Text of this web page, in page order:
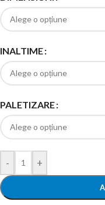
INALTIME
PALETIZARE
- +